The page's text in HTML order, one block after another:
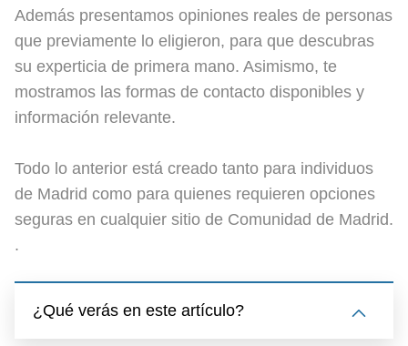
Además presentamos opiniones reales de personas
que previamente lo eligieron, para que descubras
su experticia de primera mano. Asimismo, te
mostramos las formas de contacto disponibles y
información relevante.
Todo lo anterior está creado tanto para individuos
de Madrid como para quienes requieren opciones
seguras en cualquier sitio de Comunidad de Madrid.
.
¿Qué verás en este artículo?